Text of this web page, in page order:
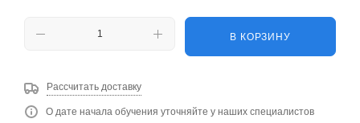
В КОРЗИНУ
Рассчитать доставку
О дате начала обучения уточняйте у наших специалистов